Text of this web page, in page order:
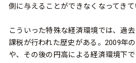
側に与えることができなくなってきて
こういった特殊な経済環境では、過
課税が行われた歴史がある。2009年
や、その後の円高による経済環境下